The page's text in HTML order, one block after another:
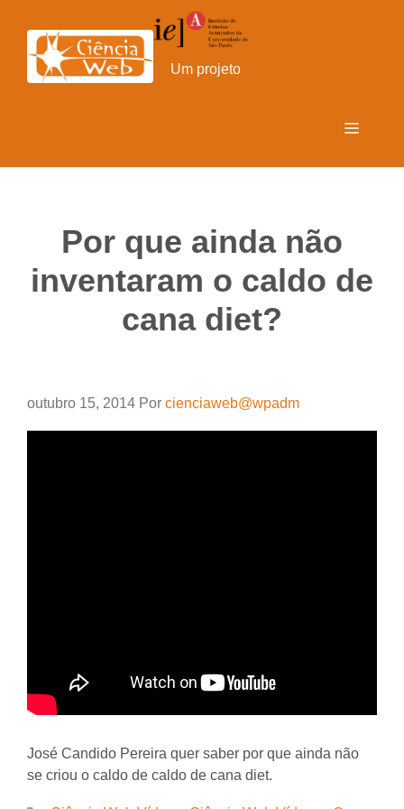
para
conteúdo
Um projeto
Menu
Por que ainda não
inventaram o caldo de
cana diet?
outubro 15, 2014 Por cienciaweb@wpadm
José Candido Pereira quer saber por que ainda não
se criou o caldo de caldo de cana diet.